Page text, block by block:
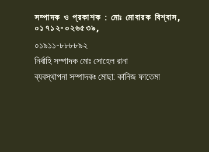
সম্পাদক ও প্রকাশক : মোঃ মোবারক বিশ্বাস,
০১৭১২-০২৬৫৩৯,
০১৯১১-৮৮৮৮৯২
নির্বাহি সম্পাদক মোঃ সোহেল রানা
ব্যবস্থাপনা সম্পাদকঃ মোছা: কানিজ ফাতেমা